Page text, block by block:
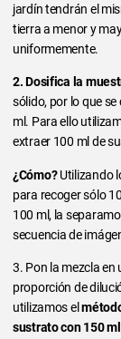
jardín tendrán el
tierra a menor y
uniformemente.
2. Dosifica la
sólido, por lo que
ml. Para ello
extraer 100 ml de
¿Cómo?Utilizando
para recoger sólo
100 ml, la
secuencia de
3. Pon la mezcla en
proporción de
utilizamos el
sustrato con 150